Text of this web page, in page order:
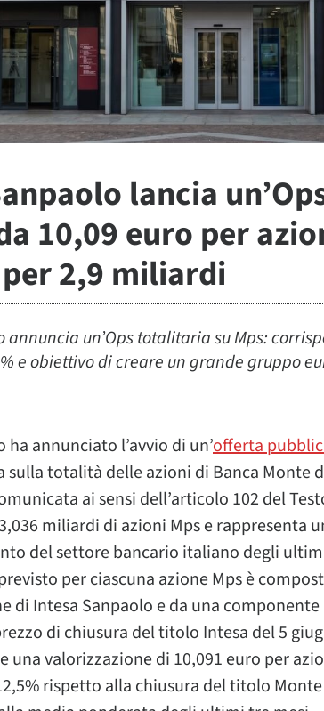
lancia
10,09 euro per
2,9 miliardi
annuncia un’Ops totalitaria su Mps:
e obiettivo di creare un grande gruppo
ha annunciato l’avvio di un’offerta
sulla totalità delle azioni di Banca Monte
ai sensi dell’articolo 102 del
miliardi di azioni Mps e rappresenta
del settore bancario italiano degli
per ciascuna azione Mps è
di Intesa Sanpaolo e da una
di chiusura del titolo Intesa del 5
una valorizzazione di 10,091 euro per
rispetto alla chiusura del titolo